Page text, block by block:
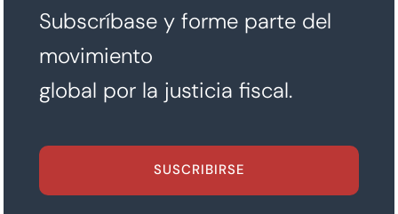
Subscríbase y forme parte del
movimiento
global por la justicia fiscal.
SUSCRIBIRSE